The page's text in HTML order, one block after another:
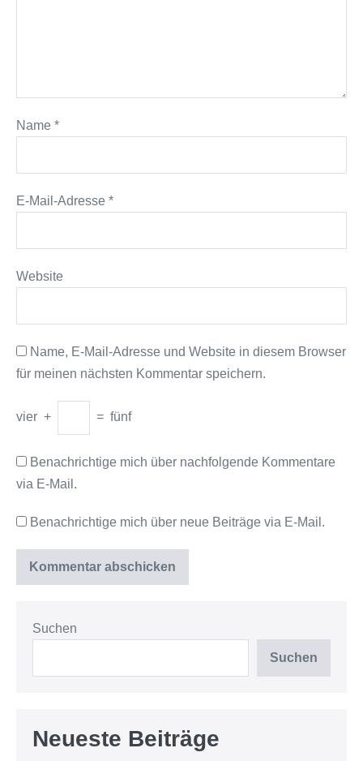
Name *
E-Mail-Adresse *
Website
Name, E-Mail-Adresse und Website in diesem Browser
für meinen nächsten Kommentar speichern.
vier + = fünf
Benachrichtige mich über nachfolgende Kommentare
via E-Mail.
Benachrichtige mich über neue Beiträge via E-Mail.
Suchen
Suchen
Neueste Beiträge